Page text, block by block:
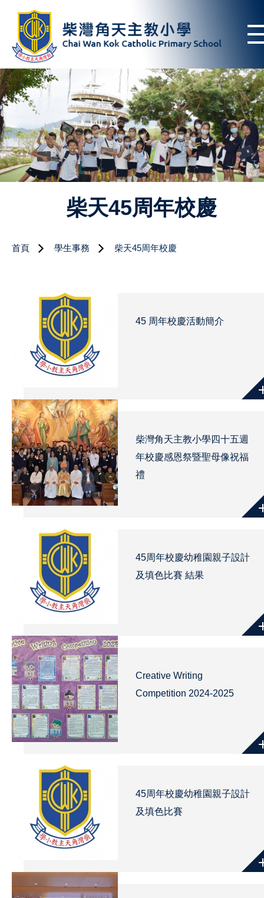
柴天45周年校慶
首頁 學生事務 柴天45周年校慶
45 周年校慶活動簡介
柴灣角天主教小學四十五週
年校慶感恩祭暨聖母像祝福
禮
45周年校慶幼稚園親子設計
及填色比賽 結果
Creative Writing
Competition 2024-2025
45周年校慶幼稚園親子設計
及填色比賽